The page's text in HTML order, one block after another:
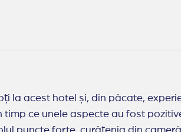
la acest hotel și, din păcate,
ce unele aspecte au fost